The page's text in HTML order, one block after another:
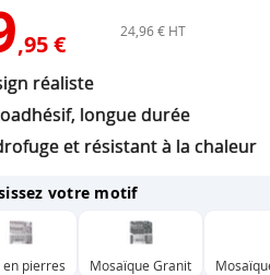
,95 € 24,96 € HT
réaliste
longue durée
et résistant à la chaleur
votre motif
en pierres Mosaïque Granit